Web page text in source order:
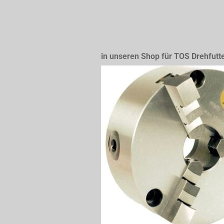
in unseren Shop für TOS